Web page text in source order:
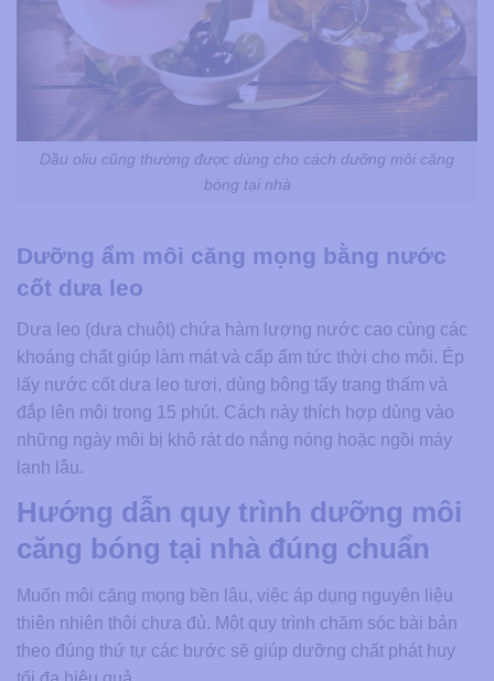
Dầu oliu cũng thường được dùng cho cách dưỡng môi căng
bóng tại nhà
Dưỡng ẩm môi căng mọng bằng nước
cốt dưa leo
Dưa leo (dưa chuột) chứa hàm lượng nước cao cùng các
khoáng chất giúp làm mát và cấp ẩm tức thời cho môi. Ép
lấy nước cốt dưa leo tươi, dùng bông tẩy trang thấm và
đắp lên môi trong 15 phút. Cách này thích hợp dùng vào
những ngày môi bị khô rát do nắng nóng hoặc ngồi máy
lạnh lâu.
Hướng dẫn quy trình dưỡng môi
căng bóng tại nhà đúng chuẩn
Muốn môi căng mọng bền lâu, việc áp dụng nguyên liệu
thiên nhiên thôi chưa đủ. Một quy trình chăm sóc bài bản
theo đúng thứ tự các bước sẽ giúp dưỡng chất phát huy